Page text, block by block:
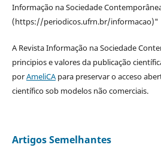
Informação na Sociedade
(https://periodicos.ufrn.br/informacao)"
A Revista Informação na Sociedade
principios e valores da publicação
porAmeliCApara preservar o acceso
científico sob modelos não comerciais.
Artigos Semelhantes